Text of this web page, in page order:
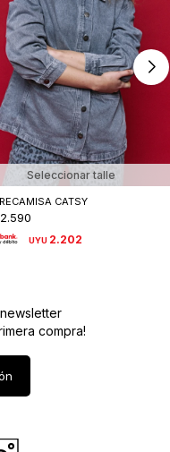
Seleccionar talle
CATSY
2.590
UYU 2.202
compra!